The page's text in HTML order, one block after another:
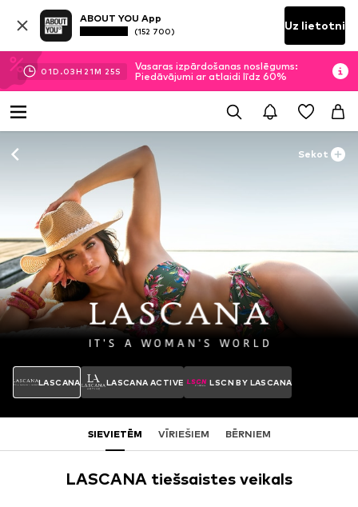
ABOUT YOU App
(152 700) Uz lietotni
01D.03H 21M 23S
Vasaras izpārdošanas noslēgums:
Piedāvājumi ar atlaidi līdz 60%
Sekot
LASCANA LASCANA ACTIVE LSCN BY LASCANA
SIEVIETĒM VĪRIEŠIEM BĒRNIEM
LASCANA tiešsaistes veikals